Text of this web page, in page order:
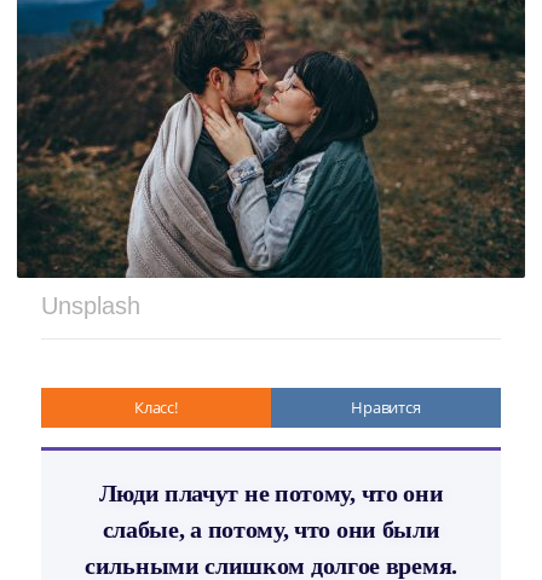
Unsplash
Класс! Нравится
Люди плачут не потому, что они
слабые, а потому, что они были
сильными слишком долгое время.